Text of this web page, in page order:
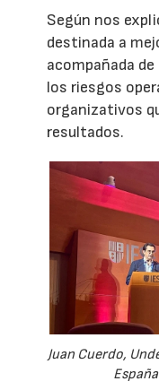
Según nos
destinada a
acompañada
los riesgos
organizativos
resultados.
Juan Cuerdo,